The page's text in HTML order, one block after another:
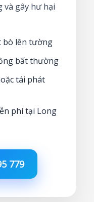
gây hư hại
bò lên tường
bất thường
tái phát
phí tại Long
779